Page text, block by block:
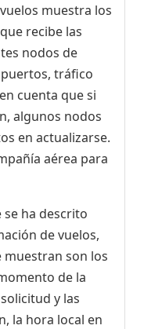
muestra los
recibe las
nodos de
tráfico
cuenta que si
algunos nodos
en actualizarse.
aérea para
ha descrito
de vuelos,
muestran son los
de la
y las
la hora local en